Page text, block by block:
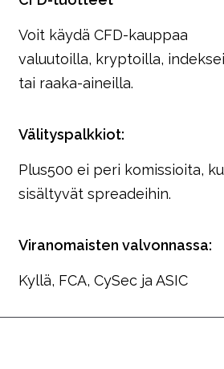
Voit käydä CFD-kauppaa
valuutoilla, kryptoilla,
tai raaka-aineilla.
Välityspalkkiot:
Plus500 ei peri komissioita,
sisältyvät spreadeihin.
Viranomaisten valvonnassa:
Kyllä, FCA, CySec ja ASIC